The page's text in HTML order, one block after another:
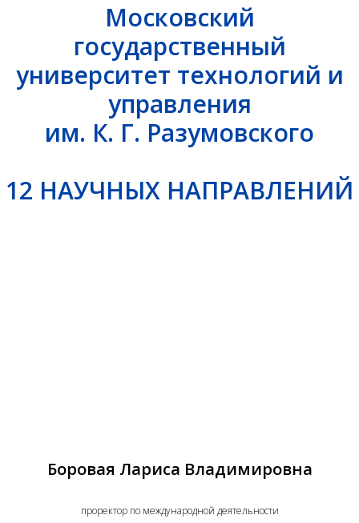
Московский
государственный
университет технологий и
управления
им. К. Г. Разумовского
12 НАУЧНЫХ НАПРАВЛЕНИЙ
Боровая Лариса Владимировна
проректор по международной деятельности